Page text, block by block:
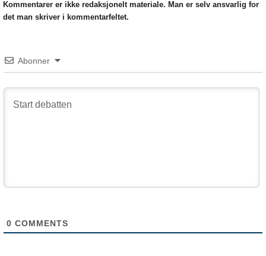
Kommentarer er ikke redaksjonelt materiale. Man er selv ansvarlig for
det man skriver i kommentarfeltet.
Abonner
0 COMMENTS